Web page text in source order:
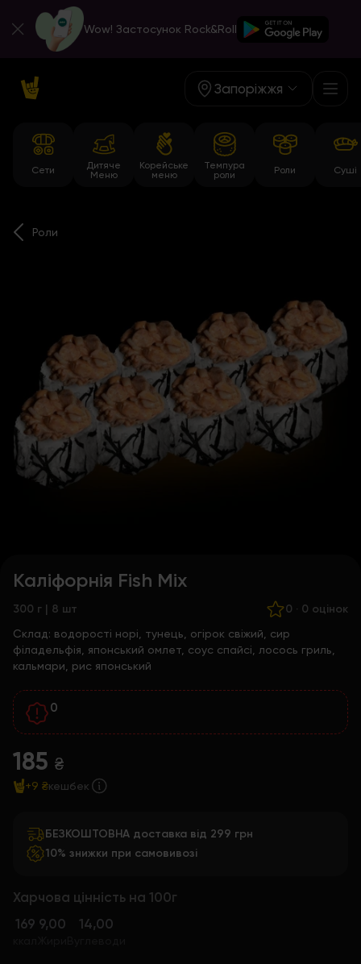
Wow! Застосунок Rock&Roll
Запоріжжя
Сети
Дитяче
Меню
Корейське
меню
Темпура
роли
Роли Суші
Роли
Каліфорнія Fish Mix
300 г | 8 шт 0 · 0 оцінок
Склад: водорості норі, тунець, огірок свіжий, сир
філадельфія, японський омлет, соус спайсі, лосось гриль,
кальмари, рис японський
0
185 ₴
+9 ₴кешбек
БЕЗКОШТОВНА доставка від 299 грн
10% знижки при самовивозі
Харчова цінність на 100г
169 9,00 14,00